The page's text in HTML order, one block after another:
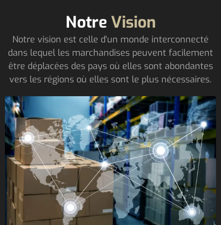
Notre Vision
Notre vision est celle d'un monde interconnecté
dans lequel les marchandises peuvent facilement
être déplacées des pays où elles sont abondantes
vers les régions où elles sont le plus nécessaires.